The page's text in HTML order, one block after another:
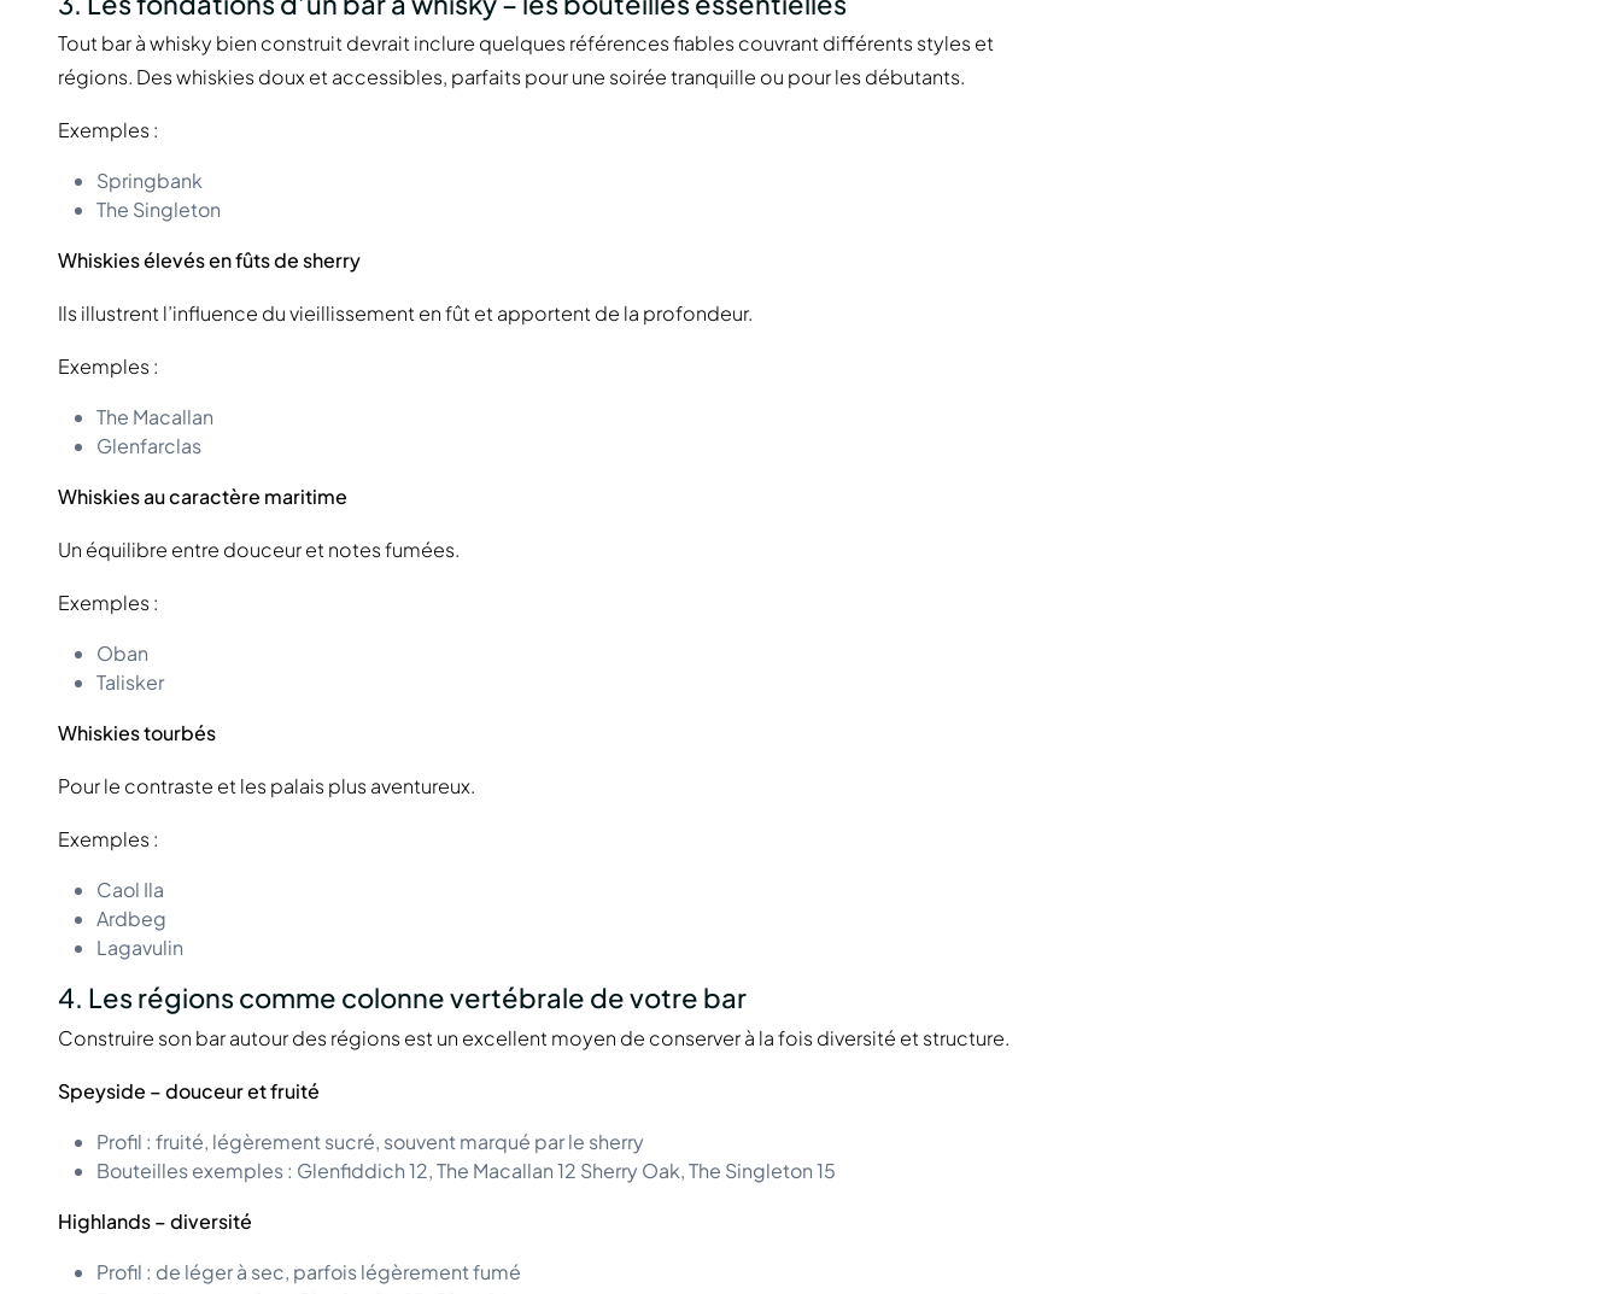
Tout bar à whisky bien construit devrait inclure quelques références fiables couvrant différents styles et
régions. Des whiskies doux et accessibles, parfaits pour une soirée tranquille ou pour les débutants.
Exemples :
Springbank
The Singleton
Whiskies élevés en fûts de sherry
Ils illustrent l’influence du vieillissement en fût et apportent de la profondeur.
Exemples :
The Macallan
Glenfarclas
Whiskies au caractère maritime
Un équilibre entre douceur et notes fumées.
Exemples :
Oban
Talisker
Whiskies tourbés
Pour le contraste et les palais plus aventureux.
Exemples :
Caol Ila
Ardbeg
Lagavulin
4. Les régions comme colonne vertébrale de votre bar
Construire son bar autour des régions est un excellent moyen de conserver à la fois diversité et structure.
Speyside – douceur et fruité
Profil : fruité, légèrement sucré, souvent marqué par le sherry
Bouteilles exemples : Glenfiddich 12, The Macallan 12 Sherry Oak, The Singleton 15
Highlands – diversité
Profil : de léger à sec, parfois légèrement fumé